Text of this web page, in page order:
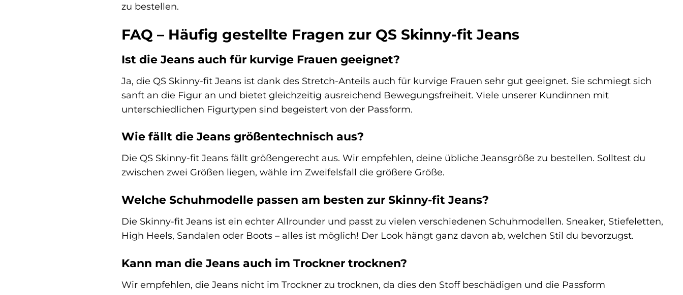
zu bestellen.
FAQ – Häufig gestellte Fragen zur QS Skinny-fit Jeans
Ist die Jeans auch für kurvige Frauen geeignet?
Ja, die QS Skinny-fit Jeans ist dank des Stretch-Anteils auch für kurvige Frauen sehr gut geeignet. Sie schmiegt sich
sanft an die Figur an und bietet gleichzeitig ausreichend Bewegungsfreiheit. Viele unserer Kundinnen mit
unterschiedlichen Figurtypen sind begeistert von der Passform.
Wie fällt die Jeans größentechnisch aus?
Die QS Skinny-fit Jeans fällt größengerecht aus. Wir empfehlen, deine übliche Jeansgröße zu bestellen. Solltest du
zwischen zwei Größen liegen, wähle im Zweifelsfall die größere Größe.
Welche Schuhmodelle passen am besten zur Skinny-fit Jeans?
Die Skinny-fit Jeans ist ein echter Allrounder und passt zu vielen verschiedenen Schuhmodellen. Sneaker, Stiefeletten,
High Heels, Sandalen oder Boots – alles ist möglich! Der Look hängt ganz davon ab, welchen Stil du bevorzugst.
Kann man die Jeans auch im Trockner trocknen?
Wir empfehlen, die Jeans nicht im Trockner zu trocknen, da dies den Stoff beschädigen und die Passform